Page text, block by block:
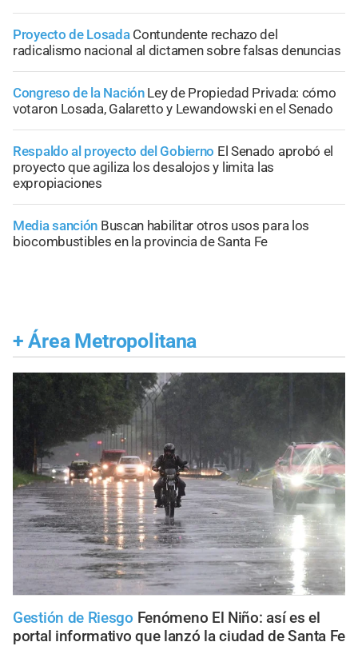
Proyecto de Losada Contundente rechazo del
radicalismo nacional al dictamen sobre falsas denuncias
Congreso de la Nación Ley de Propiedad Privada: cómo
votaron Losada, Galaretto y Lewandowski en el Senado
Respaldo al proyecto del Gobierno El Senado aprobó el
proyecto que agiliza los desalojos y limita las
expropiaciones
Media sanción Buscan habilitar otros usos para los
biocombustibles en la provincia de Santa Fe
+ Área Metropolitana
Gestión de Riesgo Fenómeno El Niño: así es el
portal informativo que lanzó la ciudad de Santa Fe